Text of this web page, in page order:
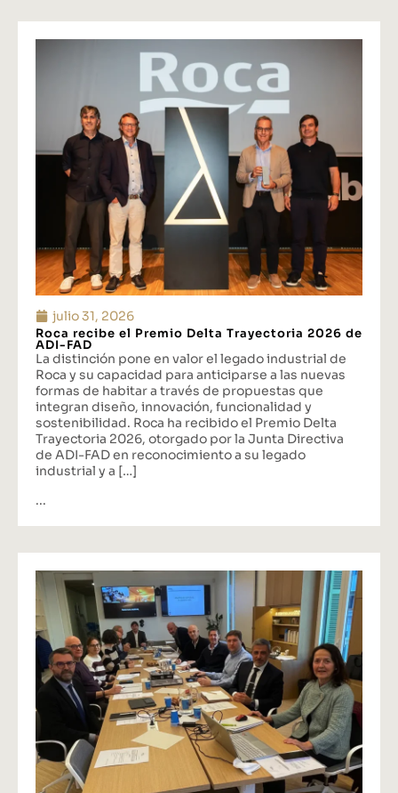
julio 31, 2026
Roca recibe el Premio Delta Trayectoria 2026 de
ADI-FAD
La distinción pone en valor el legado industrial de
Roca y su capacidad para anticiparse a las nuevas
formas de habitar a través de propuestas que
integran diseño, innovación, funcionalidad y
sostenibilidad. Roca ha recibido el Premio Delta
Trayectoria 2026, otorgado por la Junta Directiva
de ADI-FAD en reconocimiento a su legado
industrial y a […]
...